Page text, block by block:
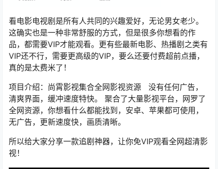
看电影电视剧是所有人共同的兴趣爱好，无论男女老少。
这确实也是一种非常舒服的方式，但是很多你想看的作
品，都需要VIP才能观看。更有些最新电影、热播剧之类有
VIP还不行，需要更高级的VIP，要么还要付费超前点播，
真的是太费米了！
项目介绍：尚霄影视集合全网影视资源 没有任何广告，
清爽界面，缓冲速度特快。 聚合了大量影视平台，网罗了
全网资源，你想看什么都能找到，安卓、苹果都可使用，
无广告，更新速度快，画质清晰。
所以给大家分享一款追剧神器，让你免VIP观看全网超清影
视！